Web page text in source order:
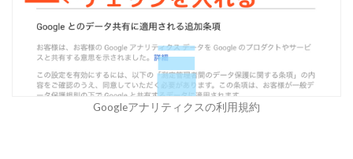
Googleアナリティクスの利用規約